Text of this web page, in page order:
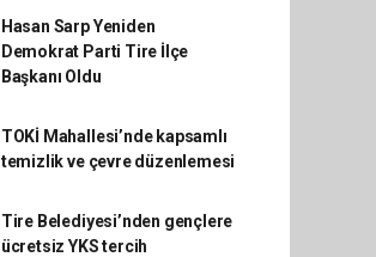
Hasan Sarp Yeniden
Demokrat Parti Tire İlçe
Başkanı Oldu
TOKİ Mahallesi’nde kapsamlı
temizlik ve çevre düzenlemesi
Tire Belediyesi’nden gençlere
ücretsiz YKS tercih